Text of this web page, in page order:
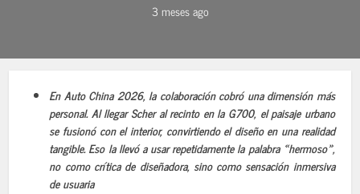
3 meses ago
En Auto China 2026, la colaboración cobró una dimensión más
personal. Al llegar Scher al recinto en la G700, el paisaje urbano
se fusionó con el interior, convirtiendo el diseño en una realidad
tangible. Eso la llevó a usar repetidamente la palabra «hermoso»,
no como crítica de diseñadora, sino como sensación inmersiva
de usuaria